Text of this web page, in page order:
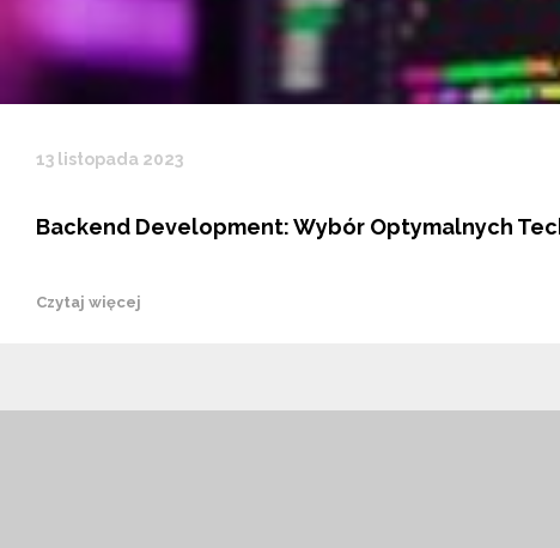
13 listopada 2023
Backend Development: Wybór Optymalnych
Czytaj więcej